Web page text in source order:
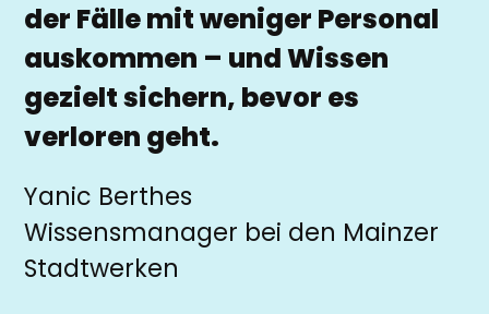
der Fälle mit weniger Personal
auskommen – und Wissen
gezielt sichern, bevor es
verloren geht.
Yanic Berthes
Wissensmanager bei den Mainzer
Stadtwerken